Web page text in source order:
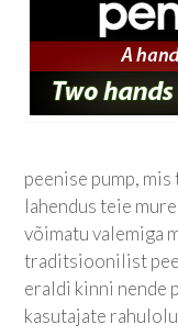
peenise pump,
lahendus teie
võimatu valemiga
traditsioonilist
eraldi kinni nende
kasutajate